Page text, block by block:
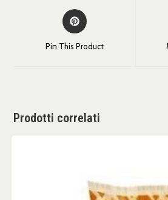
Pin This Product
Prodotti correlati